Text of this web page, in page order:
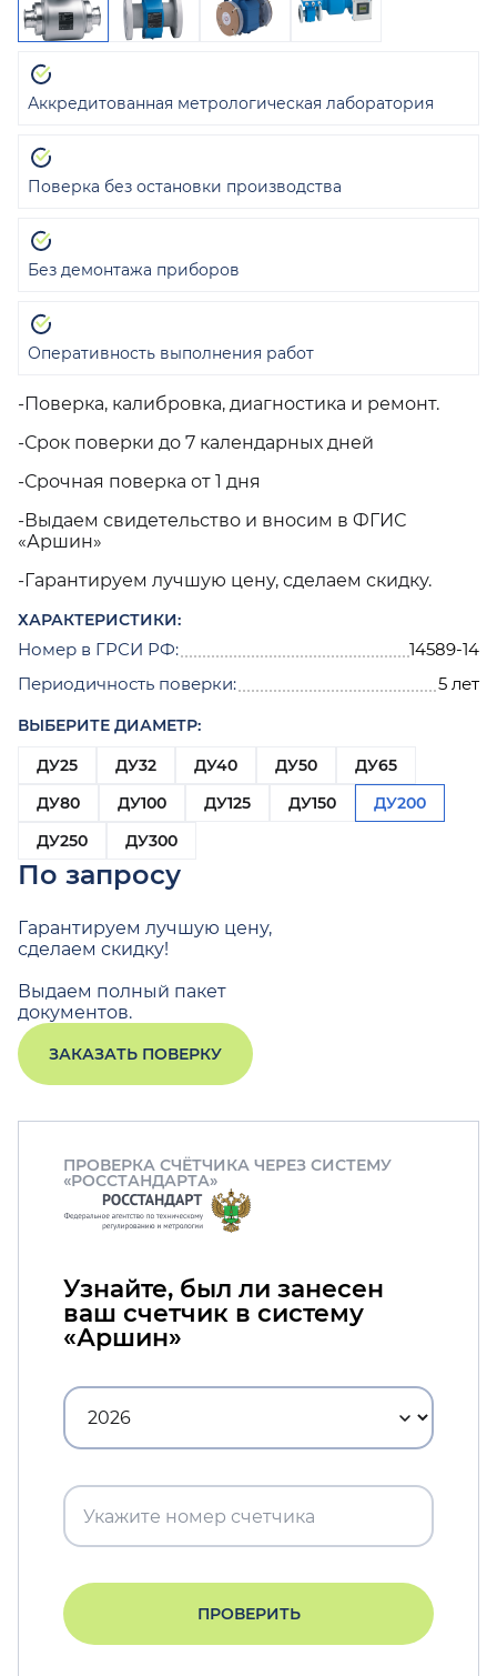
-Поверка, калибровка, диагностика и ремонт.
-Срок поверки до 7 календарных дней
-Срочная поверка от 1 дня
-Выдаем свидетельство и вносим в ФГИС
«Аршин»
-Гарантируем лучшую цену, сделаем скидку.
ХАРАКТЕРИСТИКИ:
Номер в ГРСИ РФ:
14589-14
Периодичность поверки:
5 лет
ВЫБЕРИТЕ ДИАМЕТР:
ДУ25
ДУ32 ДУ40 ДУ50
ДУ65
ДУ80
ДУ100 ДУ125 ДУ150
ДУ200
ДУ250
ДУ300
По запросу
Гарантируем лучшую цену,
сделаем скидку!
Выдаем полный пакет
документов.
ЗАКАЗАТЬ ПОВЕРКУ
Аккредитованная метрологическая лаборатория
Поверка без остановки производства
Без демонтажа приборов
Оперативность выполнения работ
ПРОВЕРКА СЧЁТЧИКА ЧЕРЕЗ СИСТЕМУ
«РОССТАНДАРТА»
Узнайте, был ли занесен
ваш счетчик в систему
«Аршин»
ПРОВЕРИТЬ